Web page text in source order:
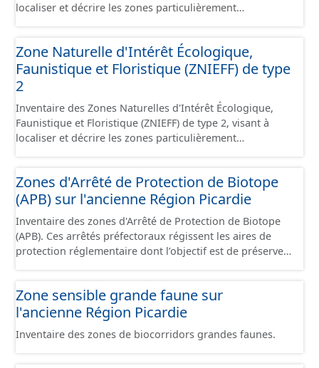
localiser et décrire les zones particulièrement
souvent de petite taille, de grand intérêt biologique ou
écologique, abritant des espèces animales ou végétales
patrimoniales clairement identifiées.
Zone Naturelle d'Intérêt Écologique,
Faunistique et Floristique (ZNIEFF) de type
2
Inventaire des Zones Naturelles d'Intérêt Écologique,
Faunistique et Floristique (ZNIEFF) de type 2, visant à
localiser et décrire les zones particulièrement
ensembles naturels homogènes dont la richesse
écologique est remarquable. Elles sont souvent de taille
importante et peuvent intégrer 1 ou plusieurs zones
ZNIEFF de type 1.
Zones d'Arrêté de Protection de Biotope
(APB) sur l'ancienne Région Picardie
Inventaire des zones d'Arrêté de Protection de Biotope
(APB). Ces arrêtés préfectoraux régissent les aires de
protection réglementaire dont l’objectif est de préserver
ou végétales protégées au titre des articles L.411-1 et
L.411-2 du Code de l'Environnement.
Zone sensible grande faune sur
l'ancienne Région Picardie
Inventaire des zones de biocorridors grandes faunes.